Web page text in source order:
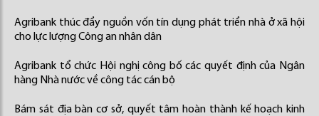
Agribank thúc đẩy nguồn vốn tín dụng phát triển nhà ở xã hội
cho lực lượng Công an nhân dân
Agribank tổ chức Hội nghị công bố các quyết định của Ngân
hàng Nhà nước về công tác cán bộ
Bám sát địa bàn cơ sở, quyết tâm hoàn thành kế hoạch kinh